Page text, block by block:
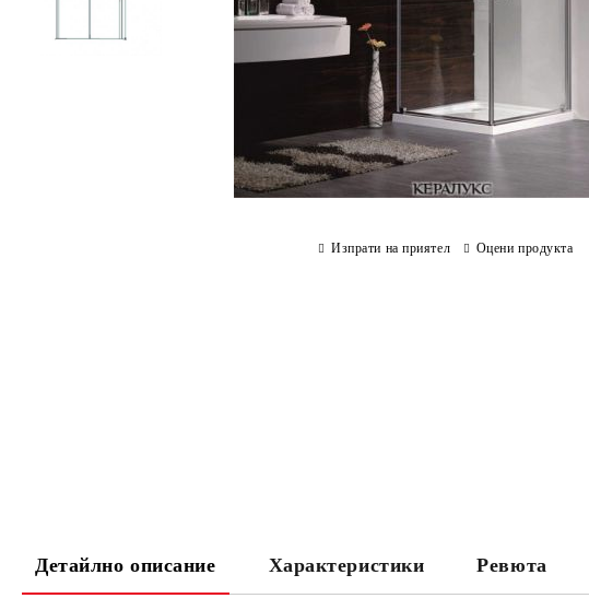
Изпрати на приятел Оцени продукта
Детайлно описание Характеристики Ревюта